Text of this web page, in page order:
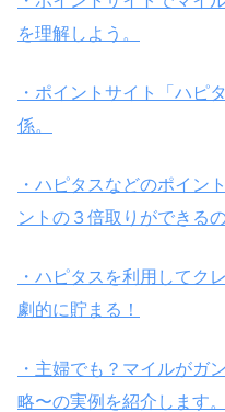
を理解しよう。
・ポイントサイト「ハピ
係。
・ハピタスなどのポイン
ントの３倍取りができる
・ハピタスを利用してク
劇的に貯まる！
・主婦でも？マイルがガ
略〜の実例を紹介します。